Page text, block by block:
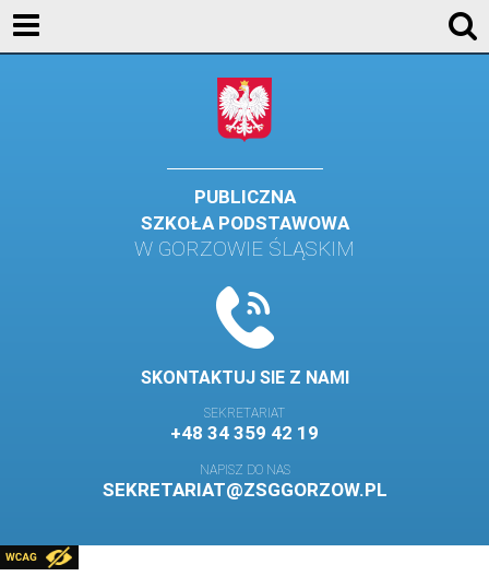
PUBLICZNA
SZKOŁA PODSTAWOWA
W GORZOWIE ŚLĄSKIM
SKONTAKTUJ SIE Z NAMI
SEKRETARIAT
+48 34 359 42 19
NAPISZ DO NAS
SEKRETARIAT@ZSGGORZOW.PL
PLIKI DO POBRANIA